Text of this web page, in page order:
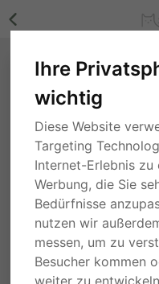
Ihre
wichtig
Diese Website
Targeting
Internet-Erlebnis
Werbung, die Sie
Bedürfnisse
nutzen wir
messen, um zu
Besucher kommen